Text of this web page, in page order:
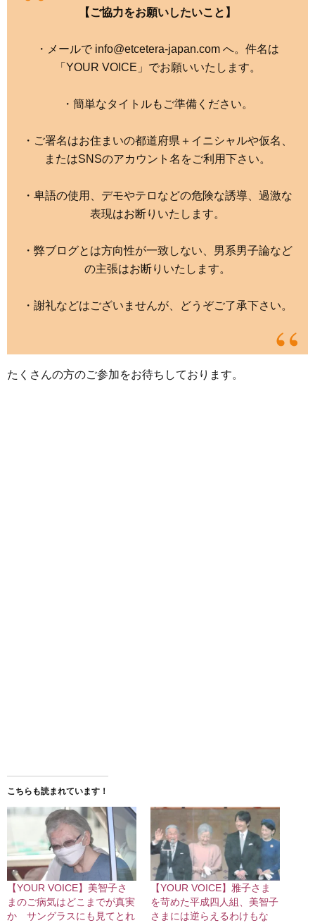
【ご協力をお願いしたいこと】
・メールで info@etcetera-japan.com へ。件名は
「YOUR VOICE」でお願いいたします。
・簡単なタイトルもご準備ください。
・ご署名はお住まいの都道府県＋イニシャルや仮名、
またはSNSのアカウント名をご利用下さい。
・卑語の使用、デモやテロなどの危険な誘導、過激な
表現はお断りいたします。
・弊ブログとは方向性が一致しない、男系男子論など
の主張はお断りいたします。
・謝礼などはございませんが、どうぞご了承下さい。
たくさんの方のご参加をお待ちしております。
こちらも読まれています！
【YOUR VOICE】美智子さ
まのご病気はどこまでが真実
か サングラスにも見てとれ
【YOUR VOICE】雅子さま
を苛めた平成四人組、美智子
さまには逆らえるわけもな